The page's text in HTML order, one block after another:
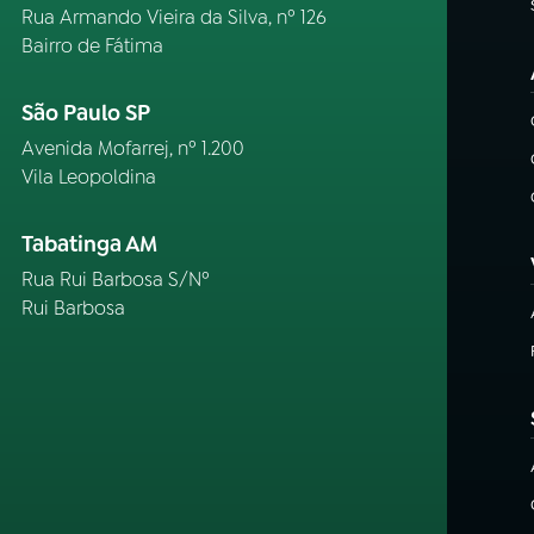
Rua Armando Vieira da Silva, nº 126
Bairro de Fátima
São Paulo SP
Avenida Mofarrej, nº 1.200
Vila Leopoldina
Tabatinga AM
Rua Rui Barbosa S/Nº
Rui Barbosa